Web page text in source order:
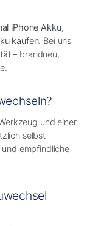
iPhone Akku,
kaufen. Bei uns
– brandneu,
und einer
selbst
empfindliche